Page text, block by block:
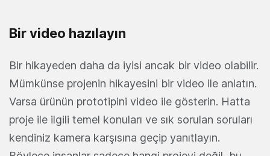
Bir video hazılayın
Bir hikayeden daha da iyisi ancak bir video olabilir.
Mümkünse projenin hikayesini bir video ile anlatın.
Varsa ürünün prototipini video ile gösterin. Hatta
proje ile ilgili temel konuları ve sık sorulan soruları
kendiniz kamera karşısına geçip yanıtlayın.